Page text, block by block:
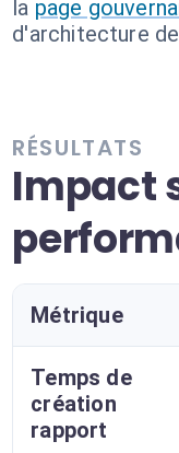
la page
d'architecture
RÉSULTATS
Impact
Métrique
Temps de
création
rapport